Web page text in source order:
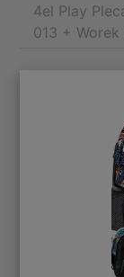
4el Play
013 +